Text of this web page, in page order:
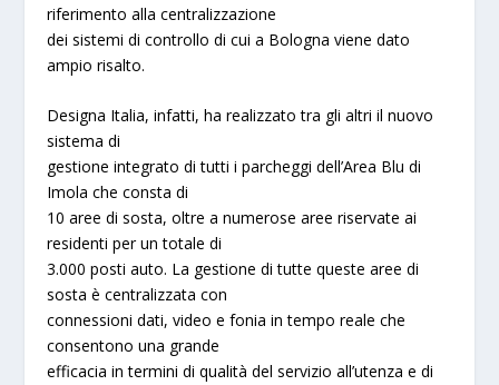
riferimento alla centralizzazione
dei sistemi di controllo di cui a Bologna viene dato
ampio risalto.
Designa Italia, infatti, ha realizzato tra gli altri il nuovo
sistema di
gestione integrato di tutti i parcheggi dell’Area Blu di
Imola che consta di
10 aree di sosta, oltre a numerose aree riservate ai
residenti per un totale di
3.000 posti auto. La gestione di tutte queste aree di
sosta è centralizzata con
connessioni dati, video e fonia in tempo reale che
consentono una grande
efficacia in termini di qualità del servizio all’utenza e di